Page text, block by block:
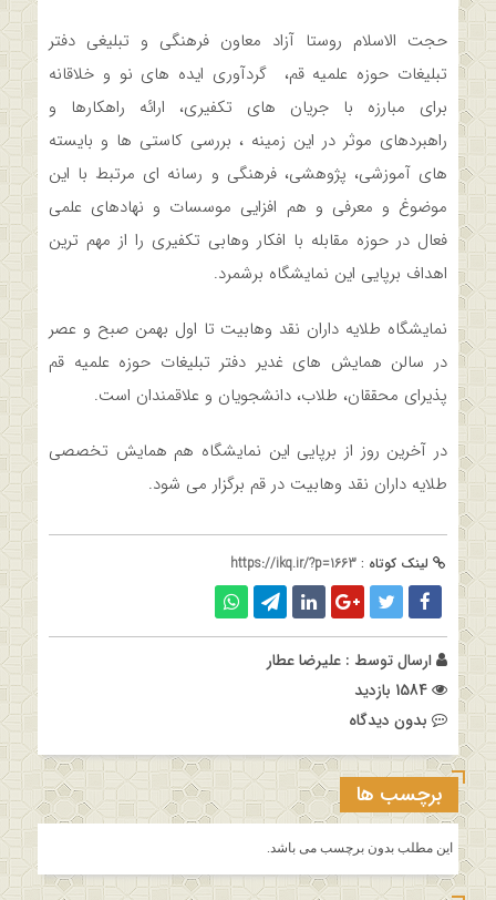
حجت الاسلام روستا آزاد معاون فرهنگی و تبلیغی دفتر
تبلیغات حوزه علمیه قم، گردآوری ایده های نو و خلاقانه
برای مبارزه با جریان های تکفیری، ارائه راهکارها و
راهبردهای موثر در این زمینه ، بررسی کاستی ها و بایسته
های آموزشی، پژوهشی، فرهنگی و رسانه ای مرتبط با این
موضوغ و معرفی و هم افزایی موسسات و نهادهای علمی
فعال در حوزه مقابله با افکار وهابی تکفیری را از مهم ترین
اهداف برپایی این نمایشگاه برشمرد.
نمایشگاه طلایه داران نقد وهابیت تا اول بهمن صبح و عصر
در سالن همایش های غدیر دفتر تبلیغات حوزه علمیه قم
پذیرای محققان، طلاب، دانشجویان و علاقمندان است.
در آخرین روز از برپایی این نمایشگاه هم همایش تخصصی
طلایه داران نقد وهابیت در قم برگزار می شود.
لینک کوتاه : https://ikq.ir/?p=1663
ارسال توسط : علیرضا عطار
بدون دیدگاه
برچسب ها
این مطلب بدون برچسب می باشد.